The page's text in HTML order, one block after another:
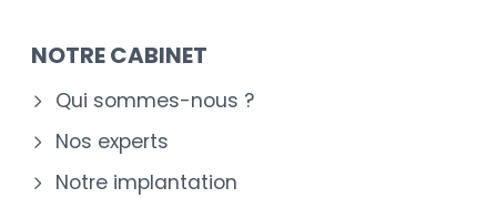
NOTRE CABINET
Qui sommes-nous ?
Nos experts
Notre implantation